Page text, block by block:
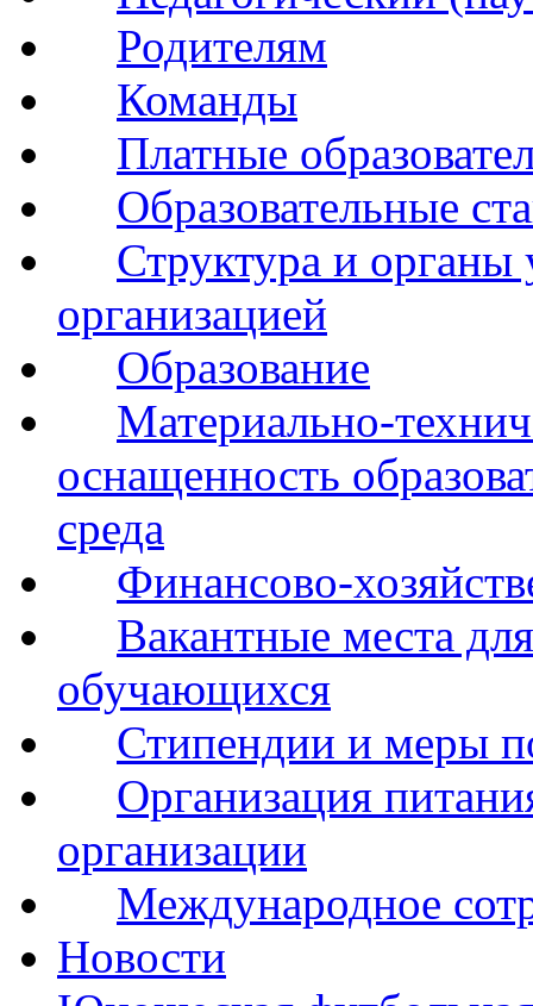
Родителям
Команды
Платные
Образовательные
Структура и органы
организацией
Образование
Материально-
оснащенность
среда
Финансово-
Вакантные места
обучающихся
Стипендии и меры
Организация
организации
Международное
Новости